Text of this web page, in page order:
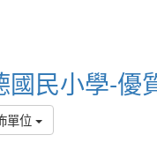
民小學-優
單位